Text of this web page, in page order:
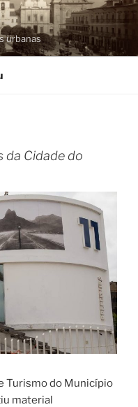
urbanas
da Cidade do
Turismo do Município
material